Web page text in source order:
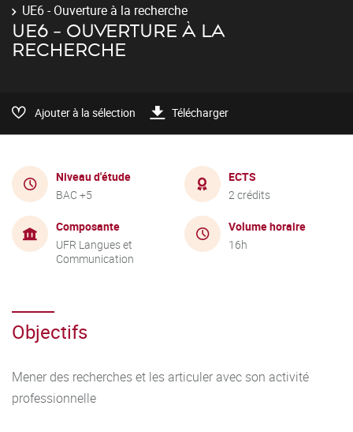
UE6 - Ouverture à la recherche
UE6 - OUVERTURE À LA
RECHERCHE
Ajouter à la sélection Télécharger
Niveau d'étude
BAC +5
ECTS
2 crédits
Composante
UFR Langues et
Communication
Volume horaire
16h
Objectifs
Mener des recherches et les articuler avec son activité
professionnelle